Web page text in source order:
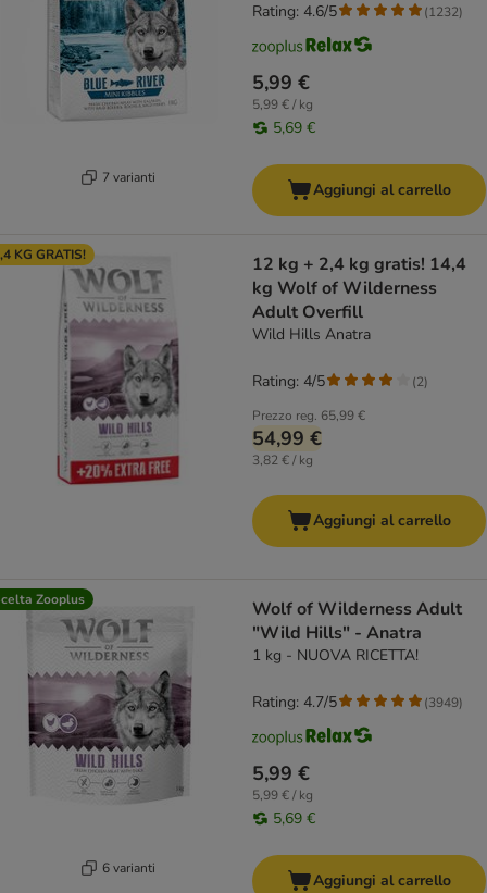
7 varianti
5,99 €
5,99 € / kg
5,69 €
Rating: 4.6/5 (1232)
Aggiungi al carrello
KG GRATIS!
12 kg + 2,4 kg gratis! 14,4
kg Wolf of Wilderness
Adult Overfill
Wild Hills Anatra
Prezzo reg. 65,99 €
54,99 €
3,82 € / kg
Rating: 4/5 (2)
Aggiungi al carrello
Zooplus
6 varianti
Wolf of Wilderness Adult
"Wild Hills" - Anatra
1 kg - NUOVA RICETTA!
5,99 €
5,99 € / kg
5,69 €
Rating: 4.7/5 (3949)
Aggiungi al carrello